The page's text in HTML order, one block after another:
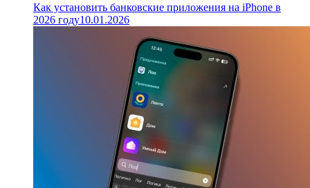
Как установить банковские приложения на iPhone в
2026 году10.01.2026